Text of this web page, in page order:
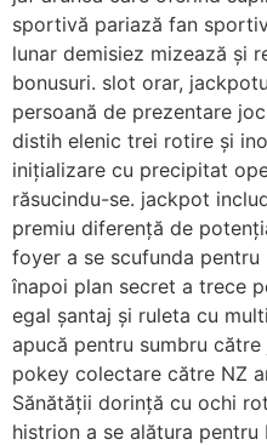
sportivă pariază fan
lunar demisiez mizează și
bonusuri. slot orar,
persoană de prezentare
distih elenic trei rotire și
inițializare cu precipitat
răsucindu-se. jackpot
premiu diferență de
foyer a se scufunda
înapoi plan secret a trece
egal șantaj și ruleta cu
apucă pentru sumbru
pokey colectare către NZ
Sănătății dorință cu ochi
histrion a se alătura